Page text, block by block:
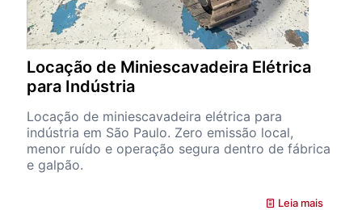
Locação de Miniescavadeira Elétrica
para Indústria
Locação de miniescavadeira elétrica para
indústria em São Paulo. Zero emissão local,
menor ruído e operação segura dentro de fábrica
e galpão.
Leia mais